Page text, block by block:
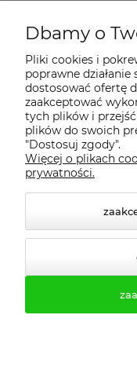
Regulamin
Dostawa -
Gwarancja i
Pomoc
Dbamy o
Pliki cookies i
poprawne
dostosować ofertę
zaakceptować
tych plików i
plików do swoich
"Dostosuj zgody".
Więcej o plikach
prywatności.